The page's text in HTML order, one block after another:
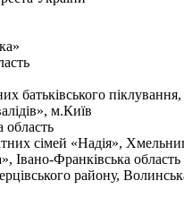
батьківського
м.Київ
область
сімей «Надія»,
Івано-Франківська область
району,